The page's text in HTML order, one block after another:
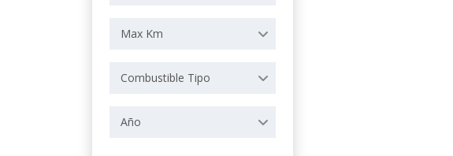
Max Km
Combustible Tipo
Año